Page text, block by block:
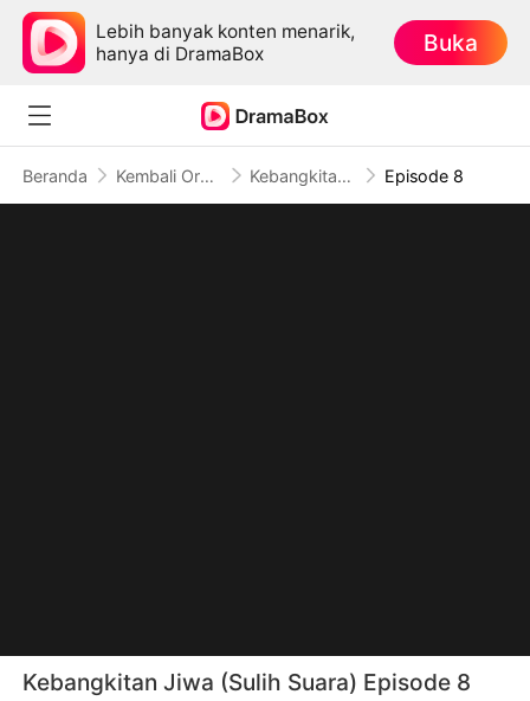
Lebih banyak konten menarik,
hanya di DramaBox
Buka
Beranda Kembali Orang Kuat Kebangkitan Jiwa (Sulih Suara) Episode 8
Kebangkitan Jiwa (Sulih Suara) Episode 8